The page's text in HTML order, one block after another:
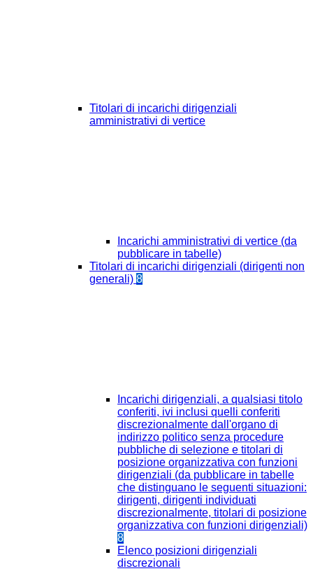
Titolari di incarichi dirigenziali
amministrativi di vertice
Incarichi amministrativi di vertice (da
pubblicare in tabelle)
Titolari di incarichi dirigenziali (dirigenti non
generali) 8
Incarichi dirigenziali, a qualsiasi titolo
conferiti, ivi inclusi quelli conferiti
discrezionalmente dall'organo di
indirizzo politico senza procedure
pubbliche di selezione e titolari di
posizione organizzativa con funzioni
dirigenziali (da pubblicare in tabelle
che distinguano le seguenti situazioni:
dirigenti, dirigenti individuati
discrezionalmente, titolari di posizione
organizzativa con funzioni dirigenziali)
8
Elenco posizioni dirigenziali
discrezionali